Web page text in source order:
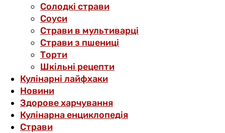
Солодкі страви
Соуси
Страви в мультиварці
Страви з пшениці
Торти
Шкільні рецепти
Кулінарні лайфхаки
Новини
Здорове харчування
Кулінарна енциклопедія
Страви